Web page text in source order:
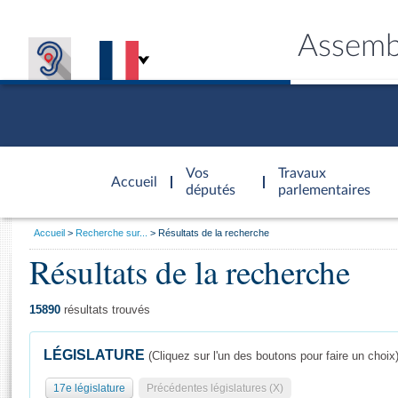
Accueil
d'accueil
Vos
députés
Travaux
parlementaires
Général
Vous
Accueil Recherche sur... Résultats de la recherche
Résultats de la recherche
15890 résultats trouvés
LÉGISLATURE (Cliquez sur l'un des boutons pour faire un choix)
17e législature Précédentes législatures (X)